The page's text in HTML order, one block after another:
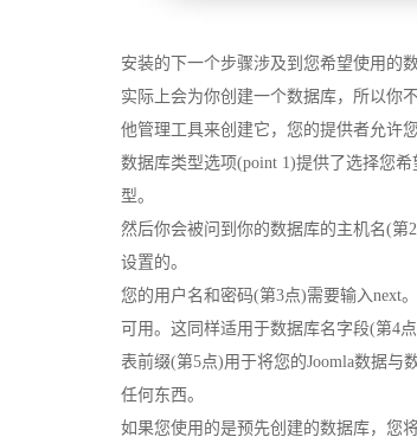
安装的下一个步骤涉及到您希望使用的
实际上会为你创建一个数据库，所以你
他管理工具来创建它，您的提供者允许
数据库类型选项(point 1)提供了选择您
型。
然后你会被问到你的数据库的主机名(第
设置的。
您的用户名和密码(第3点)需要输入next
可用。这同样适用于数据库名字段(第4点
表前缀(第5点)用于将您的Joomla数据
任何东西。
如果您使用的是预先创建的数据库，您